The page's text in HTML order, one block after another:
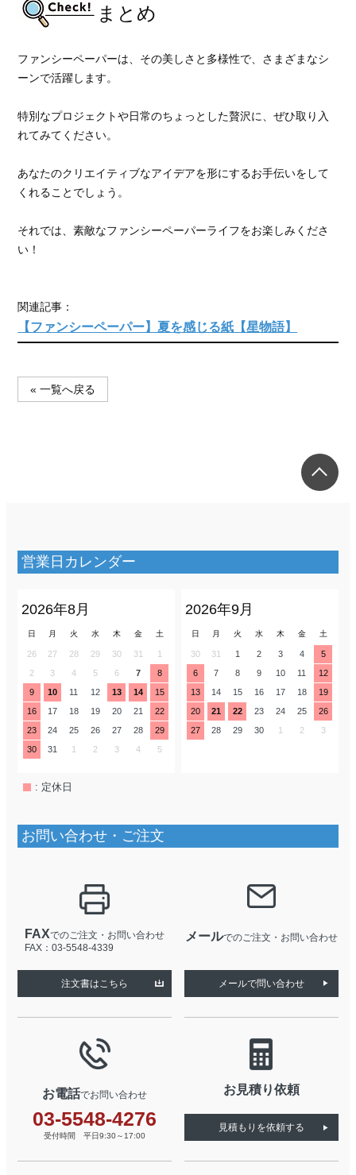
まとめ
ファンシーペーパーは、その美しさと多様性で、さまざまなシ
ーンで活躍します。
特別なプロジェクトや日常のちょっとした贅沢に、ぜひ取り入
れてみてください。
あなたのクリエイティブなアイデアを形にするお手伝いをして
くれることでしょう。
それでは、素敵なファンシーペーパーライフをお楽しみくださ
い！
関連記事：
【ファンシーペーパー】夏を感じる紙【星物語】
« 一覧へ戻る
営業日カレンダー
2026年8月
日 月 火 水 木 金 土
26 27 28 29 30 31
1
2
3 4 5 6 7
8
9
10 11 12 13 14
15
16
17 18 19 20 21
22
23
24 25 26 27 28
29
30
31 1 2 3 4 5
2026年9月
日 月 火 水 木 金 土
30 31 1 2 3 4
5
6
7 8 9 10 11
12
13
14 15 16 17 18
19
20
21 22 23 24 25
26
27
28 29 30 1 2 3
: 定休日
お問い合わせ・ご注文
FAXでのご注文・お問い合わせ
FAX：03-5548-4339
注文書はこちら
メールでのご注文・お問い合わせ
メールで問い合わせ
お電話でお問い合わせ
03-5548-4276
受付時間 平日9:30～17:00
お見積り依頼
見積もりを依頼する